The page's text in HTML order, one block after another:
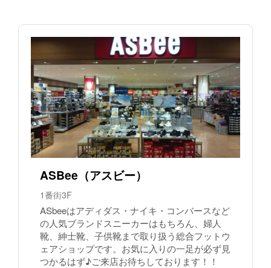
ASBee（アスビー）
1番街3F
ASbeeはアディダス・ナイキ・コンバースなど
の人気ブランドスニーカーはもちろん、婦人
靴、紳士靴、子供靴まで取り扱う総合フットウ
ェアショップです。お気に入りの一足が必ず見
つかるはず♪ご来店お待ちしております！！